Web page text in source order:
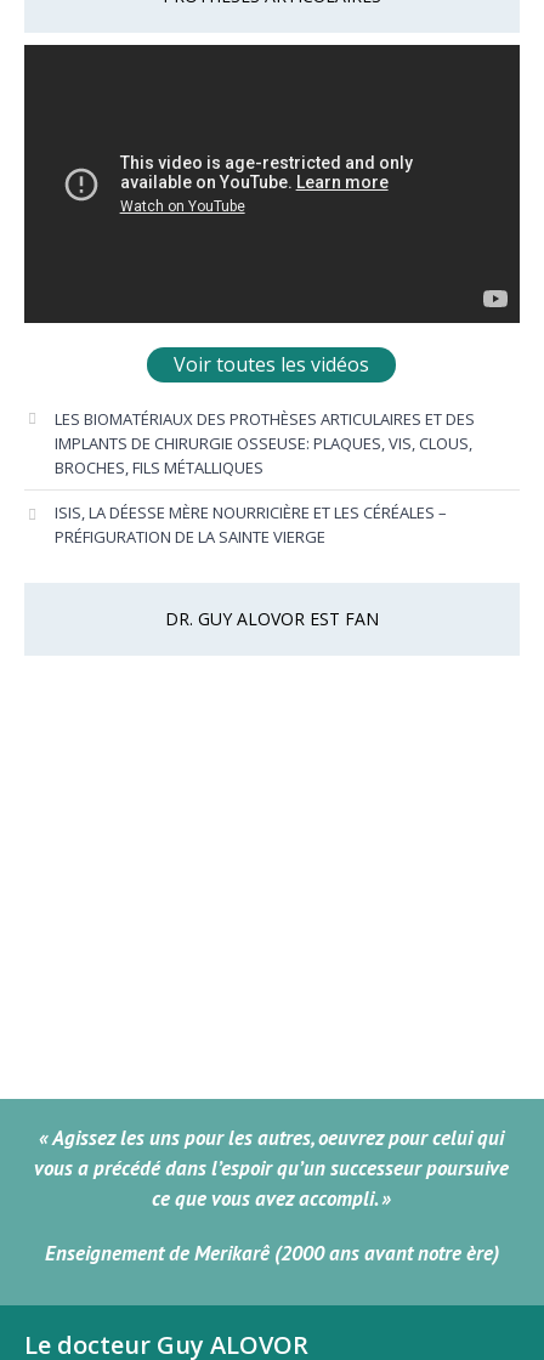
Voir toutes les vidéos
LES BIOMATÉRIAUX DES PROTHÈSES ARTICULAIRES ET DES
IMPLANTS DE CHIRURGIE OSSEUSE: PLAQUES, VIS, CLOUS,
BROCHES, FILS MÉTALLIQUES
ISIS, LA DÉESSE MÈRE NOURRICIÈRE ET LES CÉRÉALES –
PRÉFIGURATION DE LA SAINTE VIERGE
DR. GUY ALOVOR EST FAN
« Agissez les uns pour les autres, oeuvrez pour celui qui
vous a précédé dans l’espoir qu’un successeur poursuive
ce que vous avez accompli. »
Enseignement de Merikarê (2000 ans avant notre ère)
Le docteur Guy ALOVOR